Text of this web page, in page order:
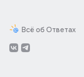
Всё об Ответах